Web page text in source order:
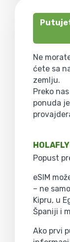
Ne
ćete sa
zemlju.
Preko
ponuda
Popust
eSIM
– ne
Kipru, u
Španiji i
Ako prvi